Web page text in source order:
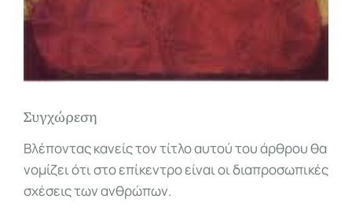
Συγχώρεση
Βλέποντας κανείς τον τίτλο αυτού του άρθρου θα
νομίζει ότι στο επίκεντρο είναι οι διαπροσωπικές
σχέσεις των ανθρώπων.